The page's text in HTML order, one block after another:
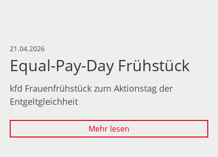
21.04.2026
Equal-Pay-Day Frühstück
kfd Frauenfrühstück zum Aktionstag der
Entgeltgleichheit
Mehr lesen